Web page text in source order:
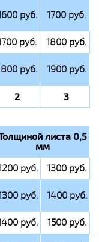
руб. 1700 руб.
руб.
1800 руб.
руб. 1900 руб.
2 3
листа 0,5
мм
руб.
1300 руб.
руб. 1400 руб.
руб.
1500 руб.